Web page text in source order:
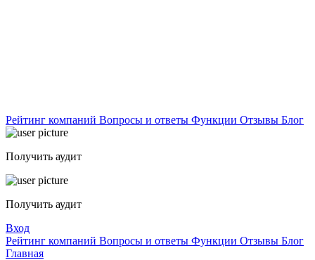
Рейтинг компаний Вопросы и ответы Функции Отзывы Блог
Получить аудит
Получить аудит
Вход
Рейтинг компаний Вопросы и ответы Функции Отзывы Блог
Главная